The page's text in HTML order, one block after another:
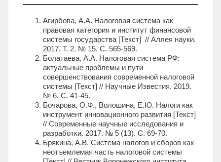
Агирбова, А.А. Налоговая система как
правовая категория и институт финансовой
системы государства [Текст] // Аллея науки.
2017. Т. 2. № 15. С. 565-569.
Болатаева, А.А. Налоговая система РФ:
актуальные проблемы и пути
совершенствования современной налоговой
системы [Текст] // Научные Известия. 2019.
№ 6. С. 41-45.
Бочарова, О.Ф., Волошина, Е.Ю. Налоги как
инструмент инновационного развития [Текст]
// Современные научные исследования и
разработки. 2017. № 5 (13). С. 69-70.
Брякина, А.В. Система налогов и сборов как
неотъемлемая часть налоговой системы